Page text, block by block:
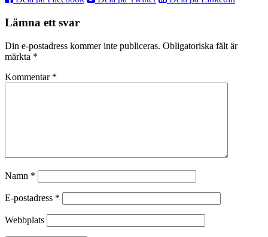
Lämna ett svar
Din e-postadress kommer inte publiceras. Obligatoriska fält är
märkta *
Kommentar *
Namn *
E-postadress *
Webbplats